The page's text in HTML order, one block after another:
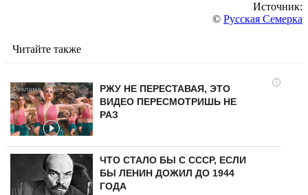
Источник:
© Русская Семерка
Читайте также
i
РЖУ НЕ ПЕРЕСТАВАЯ, ЭТО
ВИДЕО ПЕРЕСМОТРИШЬ НЕ
РАЗ
ЧТО СТАЛО БЫ С СССР, ЕСЛИ
БЫ ЛЕНИН ДОЖИЛ ДО 1944
ГОДА